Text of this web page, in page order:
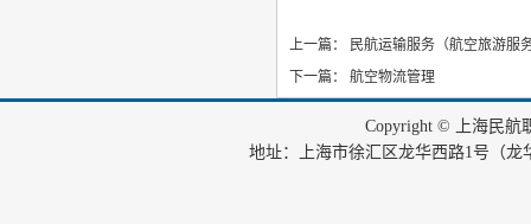
上一篇：
民航运输服务（航空旅游服
下一篇：
航空物流管理
Copyright © 上海民航
地址：上海市徐汇区龙华西路1号（龙